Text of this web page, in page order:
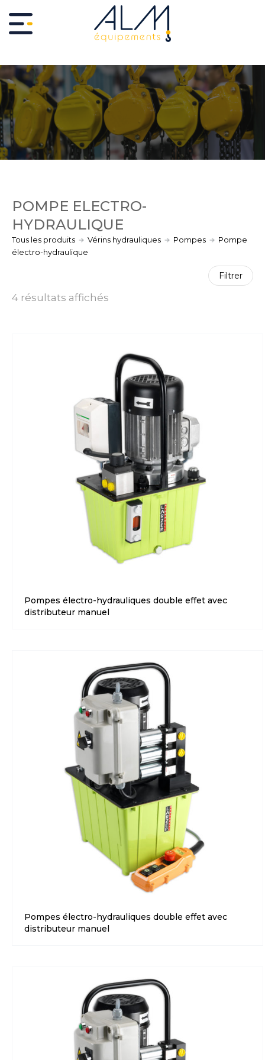
POMPE ÉLECTRO-
HYDRAULIQUE
Tous les produits Vérins hydrauliques Pompes
Pompe
électro-hydraulique
Filtrer
4 résultats affichés
Pompes électro-hydrauliques double effet avec
distributeur manuel
Pompes électro-hydrauliques double effet avec
distributeur manuel